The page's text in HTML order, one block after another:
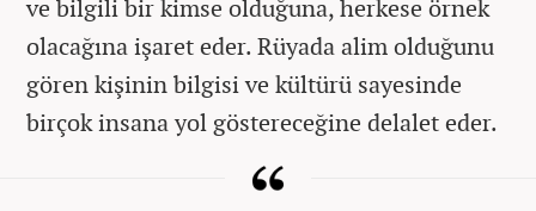
ve bilgili bir kimse olduğuna, herkese örnek
olacağına işaret eder. Rüyada alim olduğunu
gören kişinin bilgisi ve kültürü sayesinde
birçok insana yol göstereceğine delalet eder.